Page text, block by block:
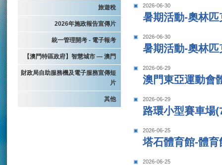
旅遊稅
2026年施政報告宣傳片
統一管理開考 - 電子報考
【澳門特區政府】智慧城市 — 澳門
財政局自助服務機及電子服務宣傳短
片
其他
2026-06-30
暑期活動-奧林
2026-06-30
暑期活動-奧林
2026-06-29
澳門東亞運動會
2026-06-29
路環小型賽車場
2026-06-25
塔石體育館-體
2026-06-25